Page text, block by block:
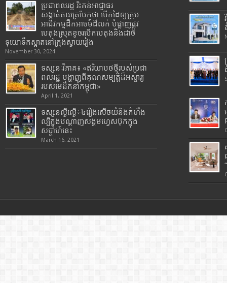
ប្រជាពលរដ្ឋ រិះគន់អាជ្ញាធរ
សង្កាត់គយត្របែកថា បើកដៃឲ្យក្រុម
អាជីវកម្មដឹកអាចម៍ដីលក់ បំផ្លាញផ្លូវ
បេតុងស្រុតខូចរបើកបេតុងនិងដាច់
ទុយោទឹកស្អាតនៅក្រុងស្វាយរៀង
November 30, 2024
ទស្សនៈវិភាគ៖ «ឥរិយាបថថ្មីរបស់ប្រជា
ពលរដ្ឋ បង្ហាញពីគុណសម្បត្តិដ៏អស្ចារ្យ
របស់មេដឹកនាំកម្ពុជា»
April 1, 2021
ទស្សនល្ងីល្ងើ÷៤រឿងសើចយំនិងកំហឹង
ល្បីក្នុងបណ្តាញសង្គមហ្វេសប៊ុកក្នុង
សប្តាហ៍នេះ
March 16, 2021